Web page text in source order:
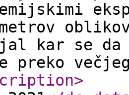
kar se
preko
>